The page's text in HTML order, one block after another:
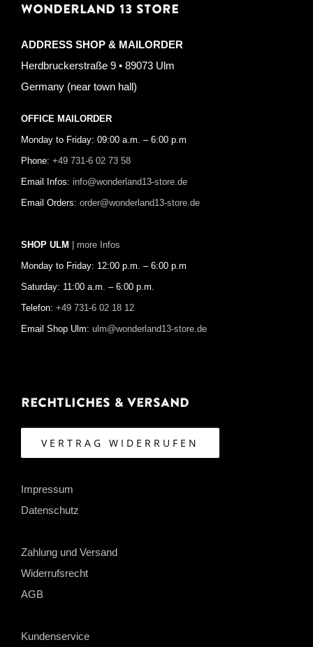
WONDERLAND 13 STORE
ADDRESS SHOP & MAILORDER
Herdbruckerstraße 9 • 89073 Ulm
Germany (near town hall)
OFFICE MAILORDER
Monday to Friday: 09:00 a.m. – 6:00 p.m
Phone: +49 731-6 02 73 58
Email Infos: info@wonderland13-store.de
Email Orders: order@wonderland13-store.de
SHOP ULM | more Infos
Monday to Friday: 12:00 p.m. – 6:00 p.m
Saturday: 11:00 a.m. – 6:00 p.m.
Telefon: +49 731-6 02 18 12
Email Shop Ulm: ulm@wonderland13-store.de
Rechtliches & Versand
VERTRAG WIDERRUFEN
Impressum
Datenschutz
Zahlung und Versand
Widerrufsrecht
AGB
Kundenservice